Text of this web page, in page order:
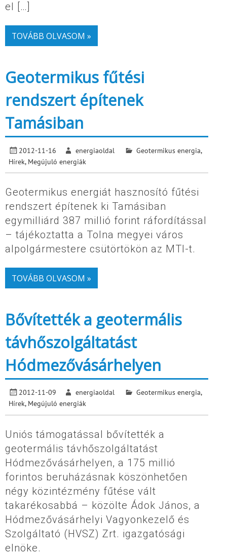
el […]
TOVÁBB OLVASOM »
Geotermikus fűtési
rendszert építenek
Tamásiban
2012-11-16 energiaoldal Geotermikus energia,
Hírek, Megújuló energiák
Geotermikus energiát hasznosító fűtési
rendszert építenek ki Tamásiban
egymilliárd 387 millió forint ráfordítással
– tájékoztatta a Tolna megyei város
alpolgármestere csütörtökön az MTI-t.
TOVÁBB OLVASOM »
Bővítették a geotermális
távhőszolgáltatást
Hódmezővásárhelyen
2012-11-09 energiaoldal Geotermikus energia,
Hírek, Megújuló energiák
Uniós támogatással bővítették a
geotermális távhőszolgáltatást
Hódmezővásárhelyen, a 175 millió
forintos beruházásnak köszönhetően
négy közintézmény fűtése vált
takarékosabbá – közölte Ádok János, a
Hódmezővásárhelyi Vagyonkezelő és
Szolgáltató (HVSZ) Zrt. igazgatósági
elnöke.